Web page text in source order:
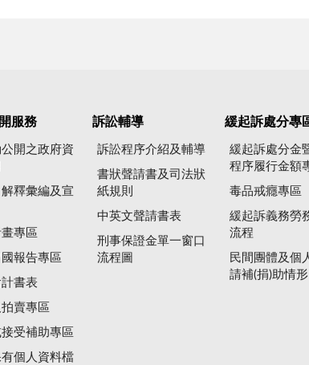
服務
開之政府資
釋彙編及宣
專區
報告專區
書表
賣專區
受補助專區
個人資料檔
訴訟輔導
訴訟程序介紹及輔導
書狀聲請書及司法狀
紙規則
中英文聲請書表
刑事保證金單一窗口
流程圖
緩起訴處分專
緩起訴處分金
程序履行金額
毒品戒癮專區
緩起訴義務勞
流程
民間團體及個
請補(捐)助情形